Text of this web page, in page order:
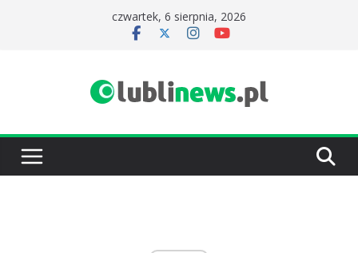
czwartek, 6 sierpnia, 2026